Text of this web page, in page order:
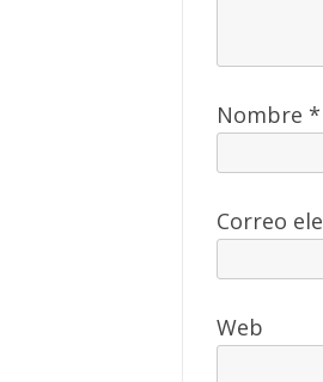
Nombre *
Correo
Web